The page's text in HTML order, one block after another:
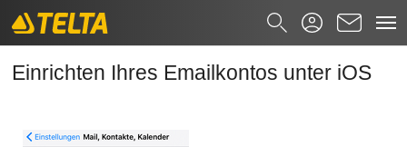
Einrichten Ihres Emailkontos unter iOS
Zum Hauptinhalt springen
Suchformular
Einrichten Ihres Emailkontos unter iOS